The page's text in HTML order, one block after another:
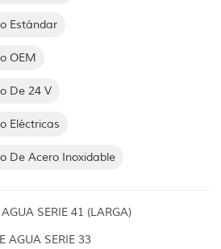
Estándar
OEM
De 24 V
Eléctricas
De Acero Inoxidable
SERIE 41 (LARGA)
AGUA SERIE 33